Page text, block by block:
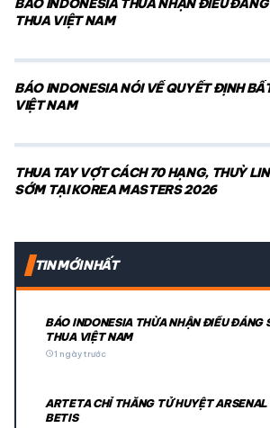
BÁO INDONESIA THỪA NHẬN ĐIỀU
THUA VIỆT NAM
BÁO INDONESIA NÓI VỀ QUYẾT ĐỊNH
VIỆT NAM
THUA TAY VỢT CÁCH 70 HẠNG, THUỲ
SỚM TẠI KOREA MASTERS 2026
TIN MỚI NHẤT
BÁO INDONESIA THỪA NHẬN ĐIỀU ĐÁNG
THUA VIỆT NAM
schedule1 ngày trước
ARTETA CHỈ THẲNG TỬ HUYỆT
BETIS